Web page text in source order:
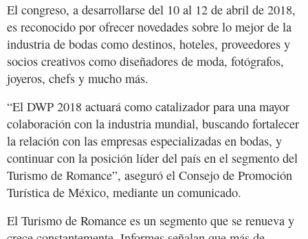
El congreso, a desarrollarse del 10 al 12 de abril de 2018,
es reconocido por ofrecer novedades sobre lo mejor de la
industria de bodas como destinos, hoteles, proveedores y
socios creativos como diseñadores de moda, fotógrafos,
joyeros, chefs y mucho más.
“El DWP 2018 actuará como catalizador para una mayor
colaboración con la industria mundial, buscando fortalecer
la relación con las empresas especializadas en bodas, y
continuar con la posición líder del país en el segmento del
Turismo de Romance”, aseguró el Consejo de Promoción
Turística de México, mediante un comunicado.
El Turismo de Romance es un segmento que se renueva y